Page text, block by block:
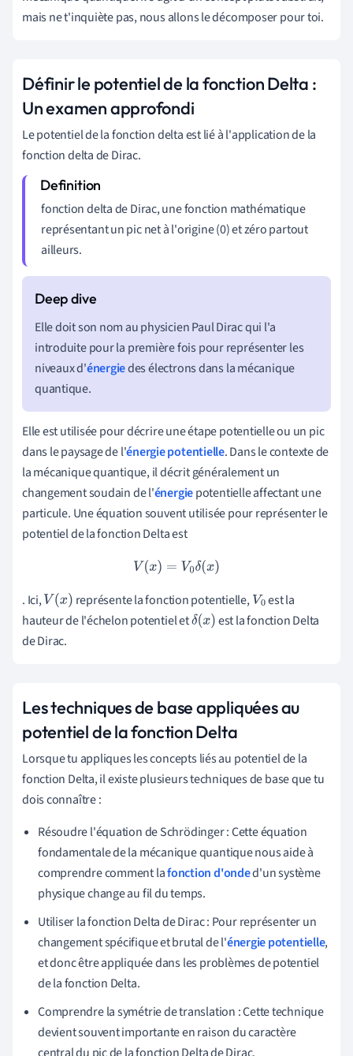
mais ne t'inquiète pas, nous allons le décomposer pour toi.
Définir le potentiel de la fonction Delta :
Un examen approfondi
Le potentiel de la fonction delta est lié à l'application de la
fonction delta de Dirac.
fonction delta de Dirac, une fonction mathématique
représentant un pic net à l'origine (0) et zéro partout
ailleurs.
Elle doit son nom au physicien Paul Dirac qui l'a
introduite pour la première fois pour représenter les
niveaux d'énergiedes électrons dans la mécanique
quantique.
Elle est utilisée pour décrire une étape potentielle ou un pic
dans le paysage de l'énergie potentielle. Dans le contexte de
la mécanique quantique, il décrit généralement un
changement soudain de l'énergiepotentielle affectant une
particule. Une équation souvent utilisée pour représenter le
potentiel de la fonction Delta est
V(x =V 0δ(x)
. Ici,V(x) représente la fonction potentielle, V0 est la
hauteur de l'échelon potentiel etδ(x) est la fonction Delta
de Dirac.
Les techniques de base appliquées au
potentiel de la fonction Delta
Lorsque tu appliques les concepts liés au potentiel de la
fonction Delta, il existe plusieurs techniques de base que tu
dois connaître :
Résoudre l'équation de Schrödinger : Cette équation
fondamentale de la mécanique quantique nous aide à
comprendre comment lafonction d'onded'un système
physique change au fil du temps.
Utiliser la fonction Delta de Dirac : Pour représenter un
changement spécifique et brutal de l'énergie potentielle,
et donc être appliquée dans les problèmes de potentiel
de la fonction Delta.
Comprendre la symétrie de translation : Cette technique
devient souvent importante en raison du caractère
central du pic de la fonction Delta de Dirac.